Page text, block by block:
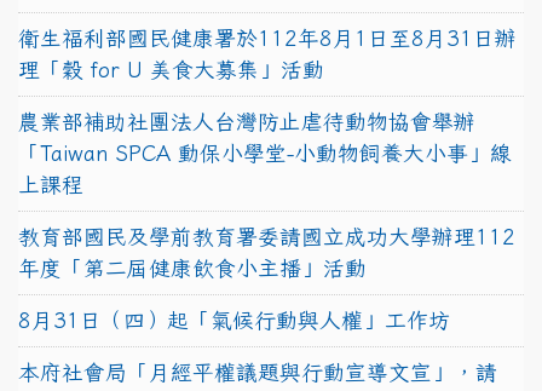
衛生福利部國民健康署於112年8月1日至8月31日辦
理「穀 for U 美食大募集」活動
農業部補助社團法人台灣防止虐待動物協會舉辦
「Taiwan SPCA 動保小學堂-小動物飼養大小事」線
上課程
教育部國民及學前教育署委請國立成功大學辦理112
年度「第二屆健康飲食小主播」活動
8月31日（四）起「氣候行動與人權」工作坊
本府社會局「月經平權議題與行動宣導文宣」，請